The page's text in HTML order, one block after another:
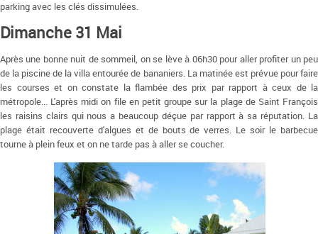
parking avec les clés dissimulées.
Dimanche 31 Mai
Après une bonne nuit de sommeil, on se lève à 06h30 pour aller profiter un peu
de la piscine de la villa entourée de bananiers. La matinée est prévue pour faire
les courses et on constate la flambée des prix par rapport à ceux de la
métropole... L'après midi on file en petit groupe sur la plage de Saint François
les raisins clairs qui nous a beaucoup déçue par rapport à sa réputation. La
plage était recouverte d'algues et de bouts de verres. Le soir le barbecue
tourne à plein feux et on ne tarde pas à aller se coucher.